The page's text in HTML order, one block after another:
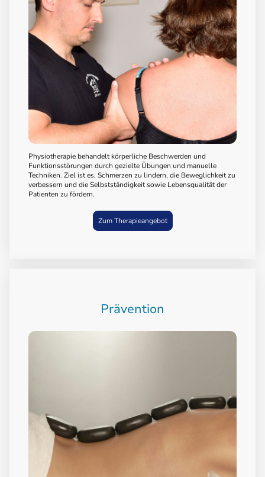
Physiotherapie behandelt körperliche Beschwerden und
Funktionsstörungen durch gezielte Übungen und manuelle
Techniken. Ziel ist es, Schmerzen zu lindern, die Beweglichkeit zu
verbessern und die Selbstständigkeit sowie Lebensqualität der
Patienten zu fördern.
Zum Therapieangebot
Prävention